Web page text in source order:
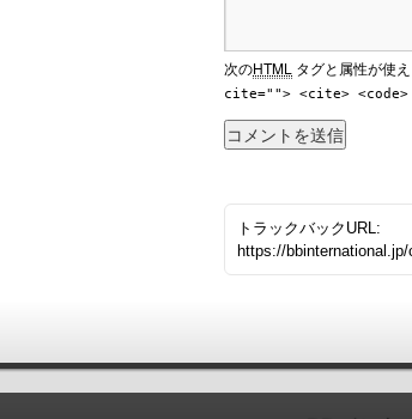
次のHTML タグと属性が使
cite=""> <cite>
トラックバックURL:
https://